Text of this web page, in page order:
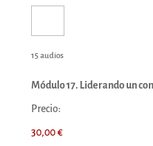
15 audios
Módulo 17. Liderando un
Precio:
30,00 €